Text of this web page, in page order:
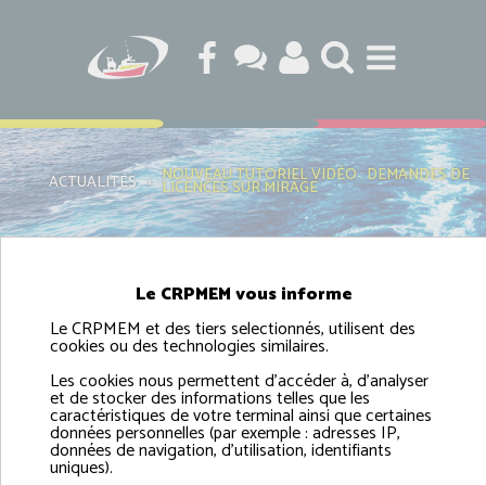
ACTUALITÉS › NOUVEAU TUTORIEL VIDÉO : DEMANDES DE
LICENCES SUR MIRAGE
NOUVEAU TUTORIEL VIDÉO : DEMANDES DE
LICENCES SUR MIRAGE
Objectif :
Le CRPMEM vous informe
Le CRPMEM et des tiers selectionnés, utilisent des
cookies ou des technologies similaires.
Les cookies nous permettent d'accéder à, d'analyser
et de stocker des informations telles que les
caractéristiques de votre terminal ainsi que certaines
données personnelles (par exemple : adresses IP,
données de navigation, d'utilisation, identifiants
uniques).